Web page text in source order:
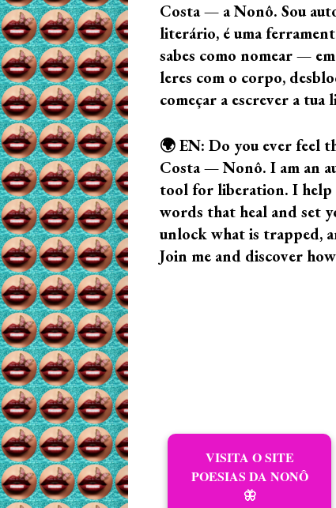
Costa — a Nonô. Sou
literário, é uma
sabes como nomear —
leres com o corpo,
começar a escrever a tua
🌍 EN: Do you ever feel
Costa — Nonô. I am an
tool for liberation. I help
words that heal and set
unlock what is trapped,
Join me and discover
VISITA O SITE
POESIAS DA NONÔ
🦋